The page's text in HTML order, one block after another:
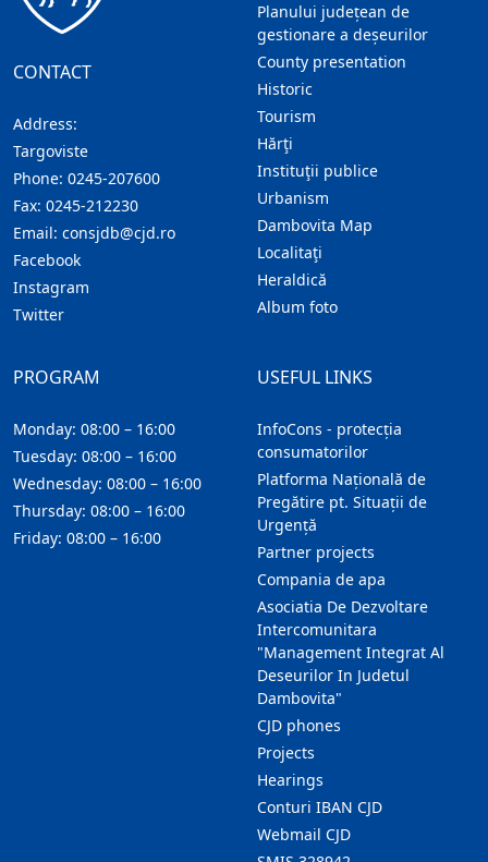
CONTACT
Address:
Targoviste
Phone: 0245-207600
Fax: 0245-212230
Email: consjdb@cjd.ro
Facebook
Instagram
Twitter
Planului județean de
gestionare a deșeurilor
County presentation
Historic
Tourism
Hărţi
Instituţii publice
Urbanism
Dambovita Map
Localitaţi
Heraldică
Album foto
USEFUL LINKS
InfoCons - protecția
consumatorilor
Platforma Națională de
Pregătire pt. Situații de
Urgență
Partner projects
Compania de apa
Asociatia De Dezvoltare
Intercomunitara
"Management Integrat Al
Deseurilor In Judetul
Dambovita"
CJD phones
Projects
Hearings
Conturi IBAN CJD
Webmail CJD
PROGRAM
Monday: 08:00 – 16:00
Tuesday: 08:00 – 16:00
Wednesday: 08:00 – 16:00
Thursday: 08:00 – 16:00
Friday: 08:00 – 16:00